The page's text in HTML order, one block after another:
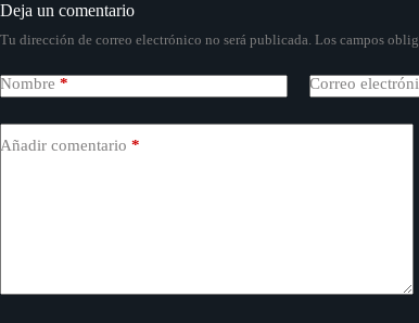
Deja un comentario
Tu dirección de correo electrónico no será publicada. Los campos
Nombre * Correo
Añadir comentario *